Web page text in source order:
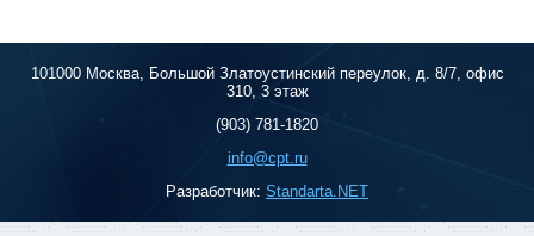
101000 Москва, Большой Златоустинский переулок, д. 8/7, офис
310, 3 этаж
(903) 781-1820
info@cpt.ru
Разработчик: Standarta.NET